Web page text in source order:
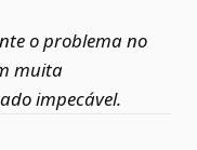
o problema no
muita
impecável.